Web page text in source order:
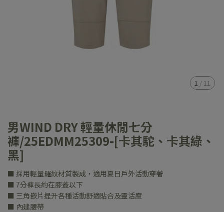
1 / 11
男WIND DRY 輕量休閒七分
褲/25EDMM25309-[卡其駝、卡其綠、
黑]
■ 採用輕量羅紋材質製成，適用夏日戶外活動穿著
■ 7分褲長約在膝蓋以下
■ 三角嵌片提升各種活動舒適貼合及靈活度
■ 內建腰帶